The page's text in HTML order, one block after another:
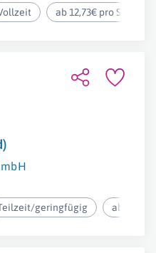
ab 12,73€ pro Stunde
geringfügig ab